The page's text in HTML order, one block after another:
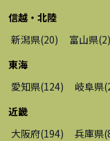
信越・北陸
新潟県(20) 富山県(2)
東海
愛知県(124) 岐阜県(
近畿
大阪府(194) 兵庫県(